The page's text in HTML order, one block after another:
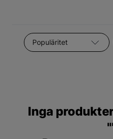
Sortera efter
Inga
"